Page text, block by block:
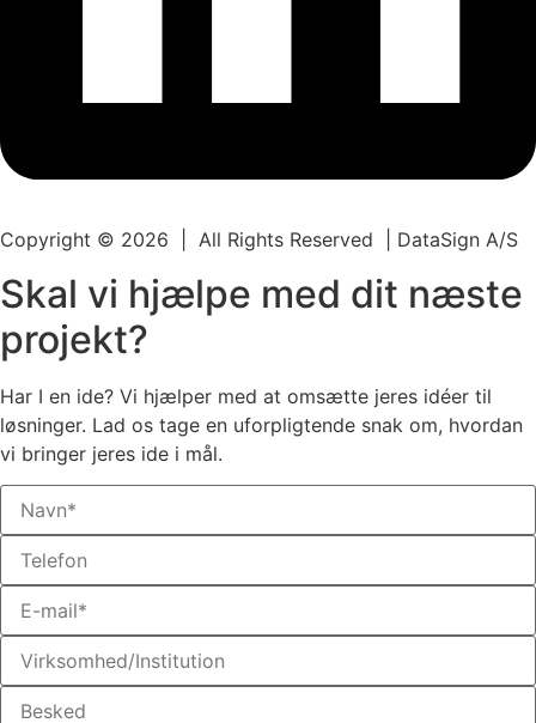
Copyright © 2026 | All Rights Reserved | DataSign A/S
Skal vi hjælpe med dit næste
projekt?
Har I en ide? Vi hjælper med at omsætte jeres idéer til
løsninger. Lad os tage en uforpligtende snak om, hvordan
vi bringer jeres ide i mål.